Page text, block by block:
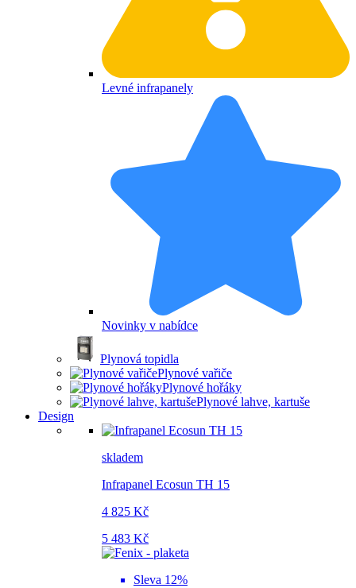
Levné infrapanely
Novinky v nabídce
Plynová topidla
Plynové vařiče
Plynové hořáky
Plynové lahve, kartuše
Design
skladem
Infrapanel Ecosun TH 15
4 825 Kč
5 483 Kč
Sleva 12%